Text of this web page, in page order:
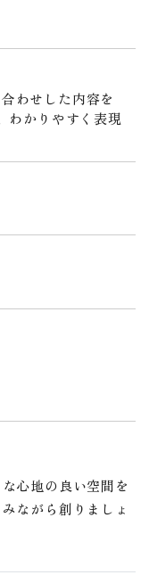
わせした内容を
わかりやすく表現
心地の良い空間を
ながら創りましょ